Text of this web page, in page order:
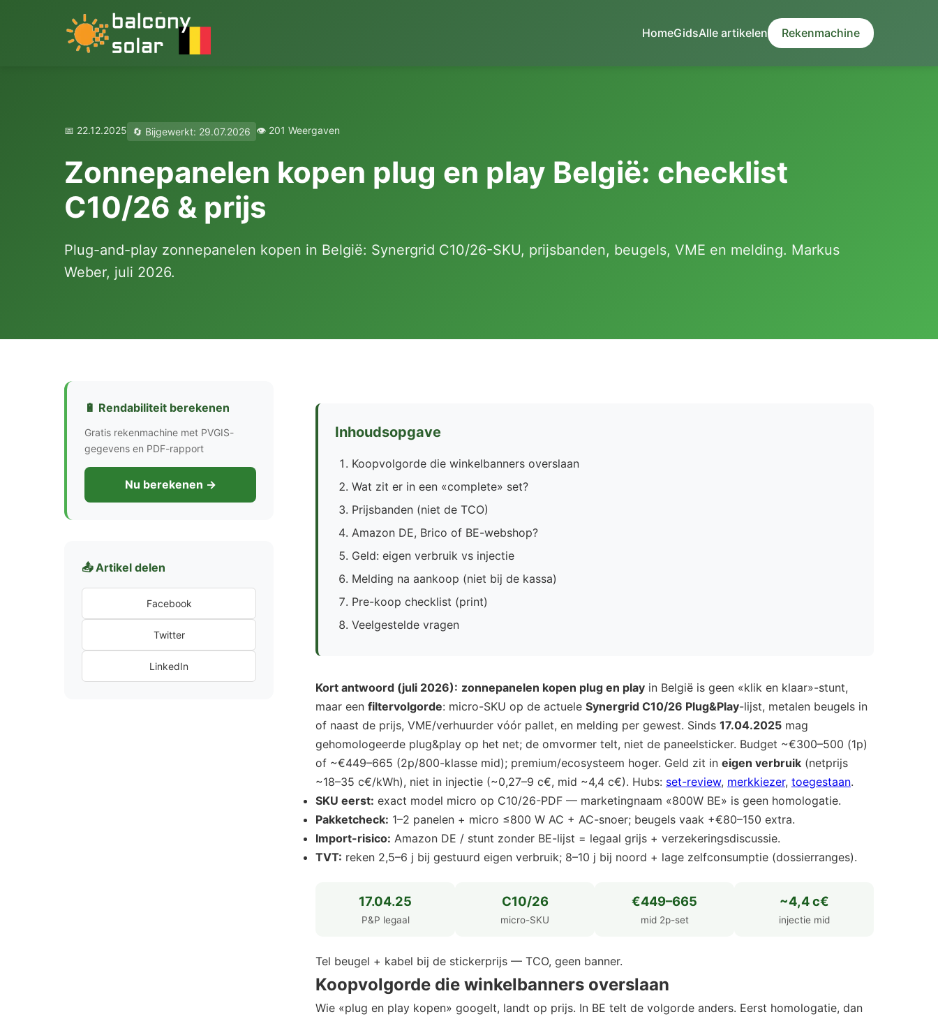
HomeGidsAlle artikelen Rekenmachine
📅 22.12.2025 🔄 Bijgewerkt: 29.07.2026 👁️ 201 Weergaven
Zonnepanelen kopen plug en play België: checklist
C10/26 & prijs
Plug-and-play zonnepanelen kopen in België: Synergrid C10/26-SKU, prijsbanden, beugels, VME en melding. Markus
Weber, juli 2026.
🔋 Rendabiliteit berekenen
Gratis rekenmachine met PVGIS-
gegevens en PDF-rapport
Nu berekenen →
📤 Artikel delen
Facebook
Twitter
LinkedIn
Inhoudsopgave
Koopvolgorde die winkelbanners overslaan
Wat zit er in een «complete» set?
Prijsbanden (niet de TCO)
Amazon DE, Brico of BE-webshop?
Geld: eigen verbruik vs injectie
Melding na aankoop (niet bij de kassa)
Pre-koop checklist (print)
Veelgestelde vragen
Kort antwoord (juli 2026): zonnepanelen kopen plug en play in België is geen «klik en klaar»-stunt,
maar een filtervolgorde: micro-SKU op de actuele Synergrid C10/26 Plug&Play-lijst, metalen beugels in
of naast de prijs, VME/verhuurder vóór pallet, en melding per gewest. Sinds 17.04.2025 mag
gehomologeerde plug&play op het net; de omvormer telt, niet de paneelsticker. Budget ~€300–500 (1p)
of ~€449–665 (2p/800-klasse mid); premium/ecosysteem hoger. Geld zit in eigen verbruik (netprijs
~18–35 c€/kWh), niet in injectie (~0,27–9 c€, mid ~4,4 c€). Hubs: set-review, merkkiezer, toegestaan.
SKU eerst: exact model micro op C10/26-PDF — marketingnaam «800W BE» is geen homologatie.
Pakketcheck: 1–2 panelen + micro ≤800 W AC + AC-snoer; beugels vaak +€80–150 extra.
Import-risico: Amazon DE / stunt zonder BE-lijst = legaal grijs + verzekeringsdiscussie.
TVT: reken 2,5–6 j bij gestuurd eigen verbruik; 8–10 j bij noord + lage zelfconsumptie (dossierranges).
17.04.25
P&P legaal
C10/26
micro-SKU
€449–665
mid 2p-set
~4,4 c€
injectie mid
Tel beugel + kabel bij de stickerprijs — TCO, geen banner.
Koopvolgorde die winkelbanners overslaan
Wie «plug en play kopen» googelt, landt op prijs. In BE telt de volgorde anders. Eerst homologatie, dan